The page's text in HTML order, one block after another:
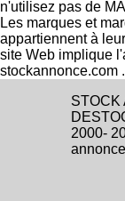
n'utilisez pas de
Les marques et
appartiennent à
site Web implique
stockannonce.com .
STOCK
2000-